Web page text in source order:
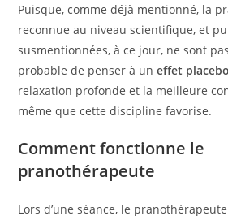
Puisque, comme déjà mentionné, la
reconnue au niveau scientifique, et
susmentionnées, à ce jour, ne sont
probable de penser à uneffet
relaxation profonde et la meilleure
même que cette discipline favorise.
Comment fonctionne le
pranothérapeute
Lors d’une séance, le